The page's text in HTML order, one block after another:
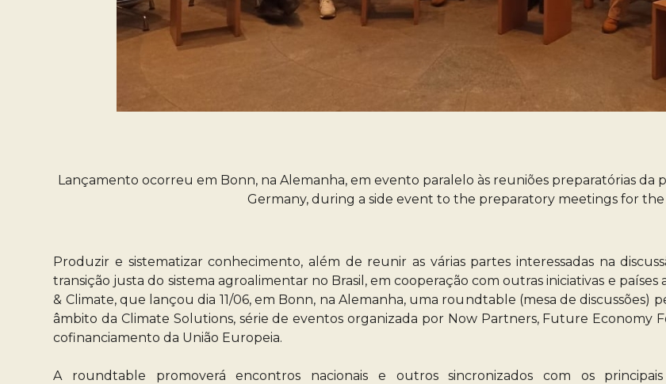
Lançamento ocorreu em Bonn, na Alemanha, em evento paralelo às reuniões preparatórias da
Germany, during a side event to the preparatory meetings for
Produzir e sistematizar conhecimento, além de reunir as várias partes interessadas na
transição justa do sistema agroalimentar no Brasil, em cooperação com outras iniciativas e
& Climate, que lançou dia 11/06, em Bonn, na Alemanha, uma roundtable (mesa de
âmbito da Climate Solutions, série de eventos organizada por Now Partners, Future Economy
cofinanciamento da União Europeia.
A roundtable promoverá encontros nacionais e outros sincronizados com os